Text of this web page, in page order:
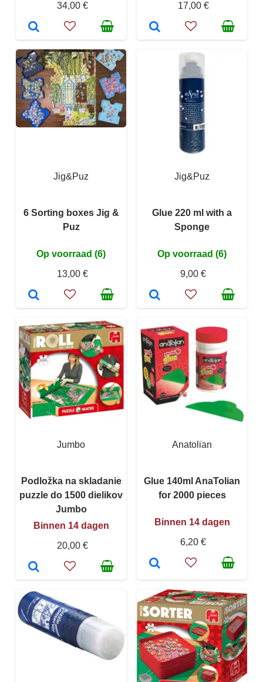
34,00 €
17,00 €
Jig&Puz
6 Sorting boxes Jig &
Puz
Op voorraad (6)
13,00 €
Jig&Puz
Glue 220 ml with a
Sponge
Op voorraad (6)
9,00 €
Jumbo
Podložka na skladanie
puzzle do 1500 dielikov
Jumbo
Binnen 14 dagen
20,00 €
Anatolian
Glue 140ml AnaTolian
for 2000 pieces
Binnen 14 dagen
6,20 €